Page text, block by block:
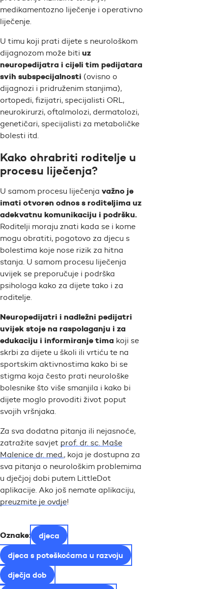
medikamentozno liječenje i operativno
liječenje.
U timu koji prati dijete s neurološkom
dijagnozom može biti uz
neuropedijatra i cijeli tim pedijatara
svih subspecijalnosti (ovisno o
dijagnozi i pridruženim stanjima),
ortopedi, fizijatri, specijalisti ORL,
neurokirurzi, oftalmolozi, dermatolozi,
genetičari, specijalisti za metaboličke
bolesti itd.
Kako ohrabriti roditelje u
procesu liječenja?
U samom procesu liječenja važno je
imati otvoren odnos s roditeljima uz
adekvatnu komunikaciju i podršku.
Roditelji moraju znati kada se i kome
mogu obratiti, pogotovo za djecu s
bolestima koje nose rizik za hitna
stanja. U samom procesu liječenja
uvijek se preporučuje i podrška
psihologa kako za dijete tako i za
roditelje.
Neuropedijatri i nadležni pedijatri
uvijek stoje na raspolaganju i za
edukaciju i informiranje tima koji se
skrbi za dijete u školi ili vrtiću te na
sportskim aktivnostima kako bi se
stigma koja često prati neurološke
bolesnike što više smanjila i kako bi
dijete moglo provoditi život poput
svojih vršnjaka.
Za sva dodatna pitanja ili nejasnoće,
zatražite savjet prof. dr. sc. Maše
Malenice dr. med., koja je dostupna za
sva pitanja o neurološkim problemima
u dječjoj dobi putem LittleDot
aplikacije. Ako još nemate aplikaciju,
preuzmite je ovdje!
Oznake:
djeca
djeca s poteškoćama u razvoju
dječja dob